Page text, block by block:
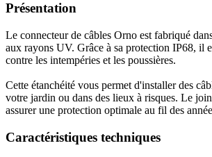
Présentation
Le connecteur de câbles Orno est fabriqué
aux rayons UV. Grâce à sa protection IP68, il
contre les intempéries et les poussières.
Cette étanchéité vous permet d'installer des
votre jardin ou dans des lieux à risques. Le
assurer une protection optimale au fil des
Caractéristiques techniques